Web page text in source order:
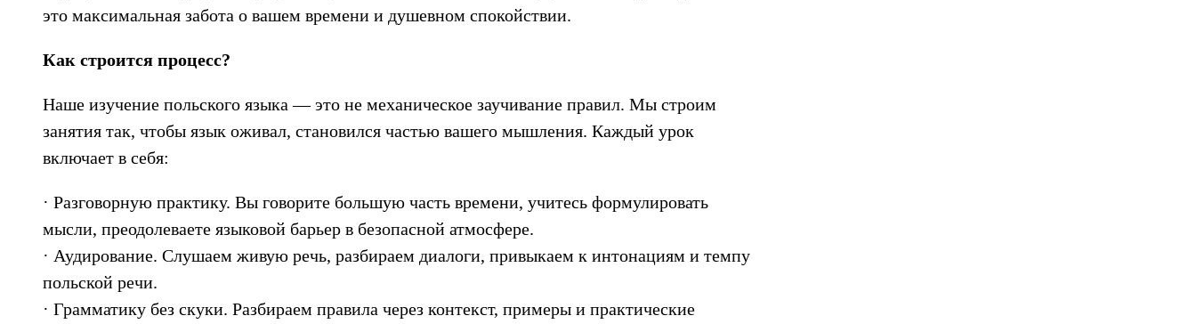
это максимальная забота о вашем времени и душевном спокойствии.
Как строится процесс?
Наше изучение польского языка — это не механическое заучивание правил. Мы строим
занятия так, чтобы язык оживал, становился частью вашего мышления. Каждый урок
включает в себя:
· Разговорную практику. Вы говорите большую часть времени, учитесь формулировать
мысли, преодолеваете языковой барьер в безопасной атмосфере.
· Аудирование. Слушаем живую речь, разбираем диалоги, привыкаем к интонациям и темпу
польской речи.
· Грамматику без скуки. Разбираем правила через контекст, примеры и практические